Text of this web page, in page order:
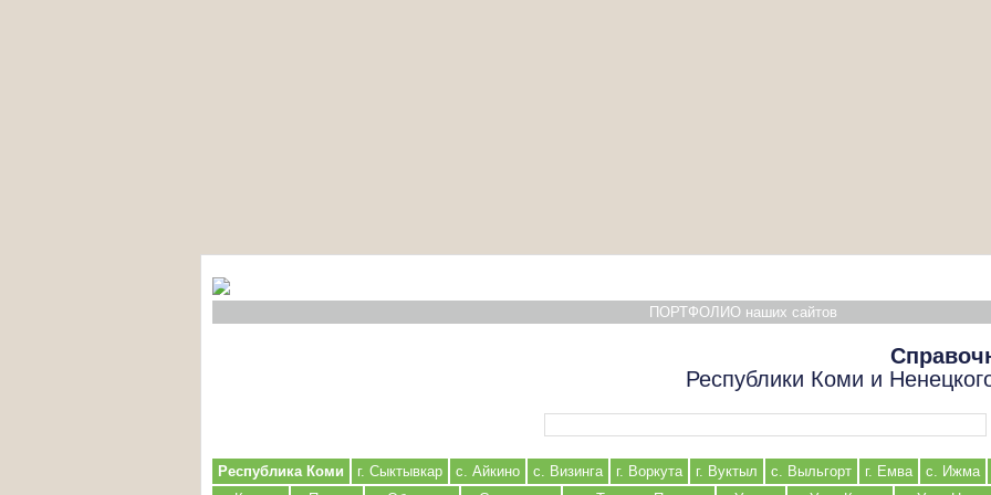
ПОРТФОЛИО наших сайтов
Республики Коми и
Республика Коми г. Сыктывкар с. Айкино с. Визинга г. Воркута г. Вуктыл с. Выльгорт г. Емва
с. Ижма